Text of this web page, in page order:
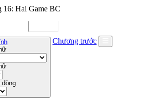
16: Hai Game BC
dòng
Chương trước